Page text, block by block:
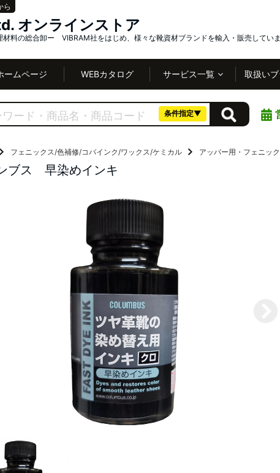
オンラインストア
料の総合卸ー VIBRAM社をはじめ、様々な靴資材ブランドを輸入・販売していま
ら
ームページ WEBカタログ サービス一覧 取扱い
条件指定▼
フェニックス/色補修/コバインク/ワックス/ケミカル アッパー用・フェニッ
ブス 早染めインキ